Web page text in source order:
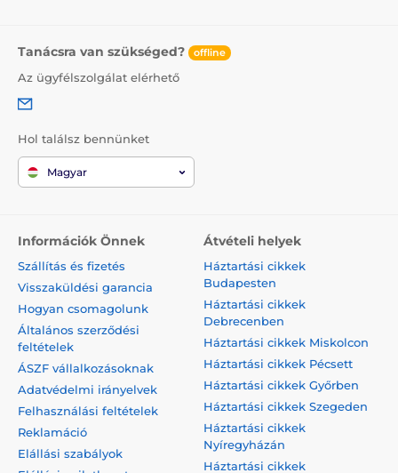
Tanácsra van szükséged? offline
Az ügyfélszolgálat elérhető
Hol találsz bennünket
Magyar
Információk Önnek
Szállítás és fizetés
Visszaküldési garancia
Hogyan csomagolunk
Általános szerződési
feltételek
ÁSZF vállalkozásoknak
Adatvédelmi irányelvek
Felhasználási feltételek
Reklamáció
Elállási szabályok
Átvételi helyek
Háztartási cikkek
Budapesten
Háztartási cikkek
Debrecenben
Háztartási cikkek Miskolcon
Háztartási cikkek Pécsett
Háztartási cikkek Győrben
Háztartási cikkek Szegeden
Háztartási cikkek
Nyíregyházán
Háztartási cikkek